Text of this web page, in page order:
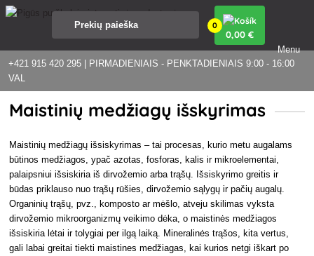
+421 915 420 295 | PIRMADIENIAIS - PENKTADIENIAIS 9:00 - 16:00
VAL
0
0,00 €
Menu
Maistinių medžiagų išskyrimas
Maistinių medžiagų išsiskyrimas – tai procesas, kurio metu augalams
būtinos medžiagos, ypač azotas, fosforas, kalis ir mikroelementai,
palaipsniui išsiskiria iš dirvožemio arba trąšų. Išsiskyrimo greitis ir
būdas priklauso nuo trąšų rūšies, dirvožemio sąlygų ir pačių augalų.
Organinių trąšų, pvz., komposto ar mėšlo, atveju skilimas vyksta
dirvožemio mikroorganizmų veikimo dėka, o maistinės medžiagos
išsiskiria lėtai ir tolygiai per ilgą laiką. Mineralinės trąšos, kita vertus,
gali labai greitai tiekti maistines medžiagas, kai kurios netgi iškart po